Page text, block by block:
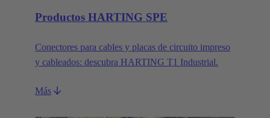
Productos HARTING SPE
Conectores para cables y placas de circuito impreso
y cableados: descubra HARTING T1 Industrial.
Más